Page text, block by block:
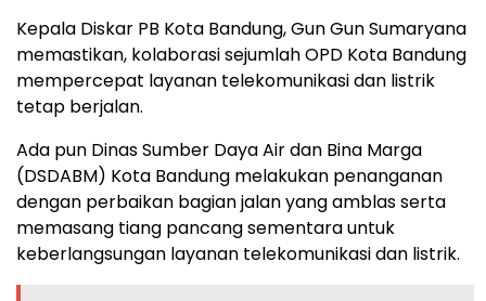
Kepala Diskar PB Kota Bandung, Gun Gun Sumaryana
memastikan, kolaborasi sejumlah OPD Kota Bandung
mempercepat layanan telekomunikasi dan listrik
tetap berjalan.
Ada pun Dinas Sumber Daya Air dan Bina Marga
(DSDABM) Kota Bandung melakukan penanganan
dengan perbaikan bagian jalan yang amblas serta
memasang tiang pancang sementara untuk
keberlangsungan layanan telekomunikasi dan listrik.